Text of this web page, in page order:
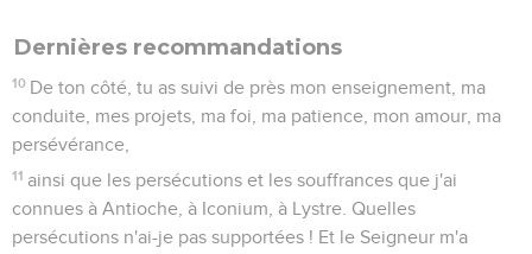
Dernières recommandations
10 De ton côté, tu as suivi de près mon enseignement, ma
conduite, mes projets, ma foi, ma patience, mon amour, ma
persévérance,
11 ainsi que les persécutions et les souffrances que j'ai
connues à Antioche, à Iconium, à Lystre. Quelles
persécutions n'ai-je pas supportées ! Et le Seigneur m'a